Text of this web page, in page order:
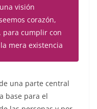
visión
corazón,
para cumplir con
mera existencia
una parte central
base para el